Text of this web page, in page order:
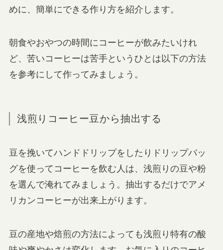
めに、簡単にできる作り方を紹介します。
朝食やおやつの時間にコーヒーが飲みたいけれ
ど、苦いコーヒーは苦手というひとは以下の方法
を参考にして作ってみましょう。
浅煎りコーヒー豆から抽出する
豆を挽いてハンドドリップをしたりドリップバッ
グを使ってコーヒーを飲む人は、浅煎りの豆や粉
を選んで淹れてみましょう。抽出するだけでアメ
リカンコーヒーが出来上がります。
豆の産地や焙煎の方法によっても浅煎り特有の酸